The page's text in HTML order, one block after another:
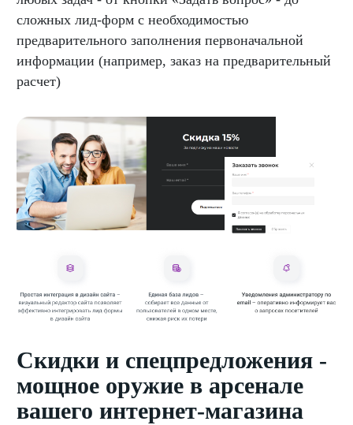
сложных лид-форм с необходимостью
предварительного заполнения первоначальной
информации (например, заказ на предварительный
расчет)
Скидки и спецпредложения -
мощное оружие в арсенале
вашего интернет-магазина